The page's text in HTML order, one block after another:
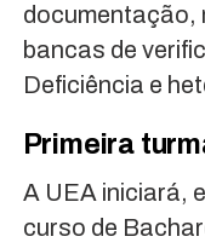
documentação,
bancas de
Deficiência e
Primeira
A UEA iniciará,
curso de